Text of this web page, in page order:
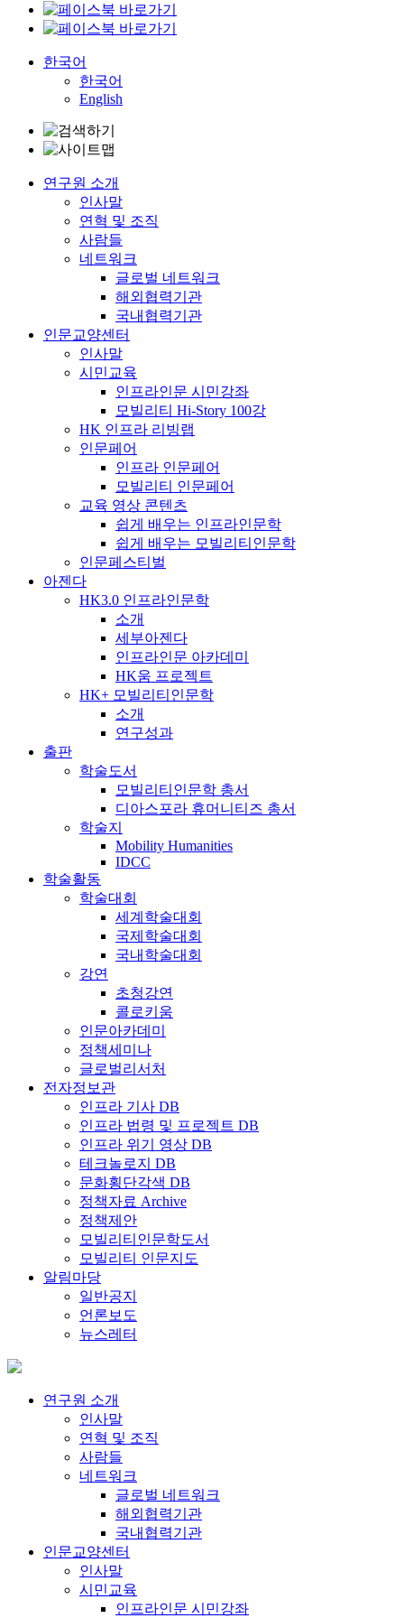
한국어
한국어
English
연구원 소개
인사말
연혁 및 조직
사람들
네트워크
글로벌 네트워크
해외협력기관
국내협력기관
인문교양센터
인사말
시민교육
인프라인문 시민강좌
모빌리티 Hi-Story 100강
HK 인프라 리빙랩
인문페어
인프라 인문페어
모빌리티 인문페어
교육 영상 콘텐츠
쉽게 배우는 인프라인문학
쉽게 배우는 모빌리티인문학
인문페스티벌
아젠다
HK3.0 인프라인문학
소개
세부아젠다
인프라인문 아카데미
HK움 프로젝트
HK+ 모빌리티인문학
소개
연구성과
출판
학술도서
모빌리티인문학 총서
디아스포라 휴머니티즈 총서
학술지
Mobility Humanities
IDCC
학술활동
학술대회
세계학술대회
국제학술대회
국내학술대회
강연
초청강연
콜로키움
인문아카데미
정책세미나
글로벌리서처
전자정보관
인프라 기사 DB
인프라 법령 및 프로젝트 DB
인프라 위기 영상 DB
테크놀로지 DB
문화횡단각색 DB
정책자료 Archive
정책제안
모빌리티인문학도서
모빌리티 인문지도
알림마당
일반공지
언론보도
뉴스레터
연구원 소개
인사말
연혁 및 조직
사람들
네트워크
글로벌 네트워크
해외협력기관
국내협력기관
인문교양센터
인사말
시민교육
인프라인문 시민강좌